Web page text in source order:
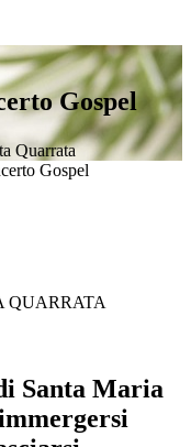
Gospel
Quarrata
Gospel
QUARRATA
Santa Maria